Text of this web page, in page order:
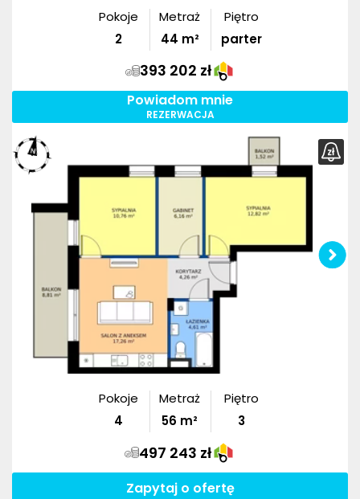
Pokoje
2
Metraż
44 m²
Piętro
parter
393 202 zł
Powiadom mnie
REZERWACJA
Pokoje
4
Metraż
56 m²
Piętro
3
497 243 zł
Zapytaj o ofertę